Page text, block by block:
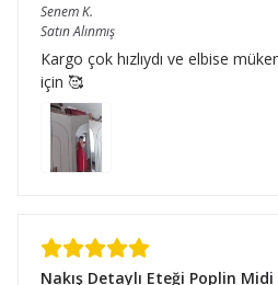
SenemK.
Satın Alınmış
Kargo çok hızlıydı ve elbise
için 🥰
Nakış Detaylı Eteği Poplin Midi